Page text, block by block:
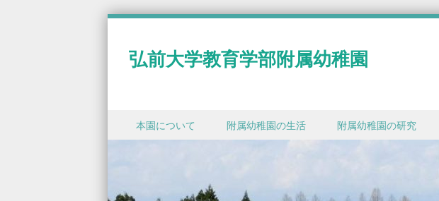
弘前大学教育学部附属幼稚園
Menu
Skip to content
本園について 附属幼稚園の生活 附属幼稚園の研究